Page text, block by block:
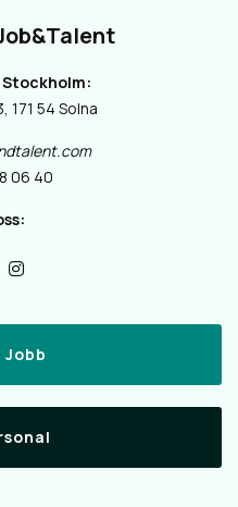
171 54 Solna
06 40
Jobb